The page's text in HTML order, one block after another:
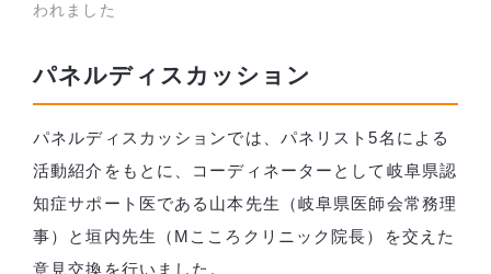
われました
パネルディスカッション
パネルディスカッションでは、パネリスト5名による
活動紹介をもとに、コーディネーターとして岐阜県認
知症サポート医である山本先生（岐阜県医師会常務理
事）と垣内先生（Mこころクリニック院長）を交えた
意見交換を行いました。